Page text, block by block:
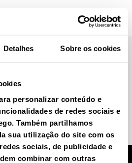
Detalhes Sobre os cookies
personalizar conteúdo e
de redes sociais e
Também partilhamos
sua utilização do site com os
sociais, de publicidade e
combinar com outras
da Tana (em
e saiba mais.